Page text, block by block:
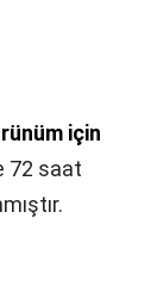
için
72 saat